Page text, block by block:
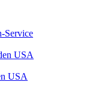
Service
USA
USA